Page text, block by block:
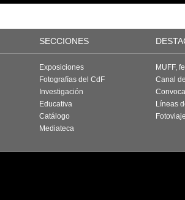
SECCIONES
Exposiciones
Fotografías del CdF
Investigación
Educativa
Catálogo
Mediateca
MUFF,
Canal
Líneas